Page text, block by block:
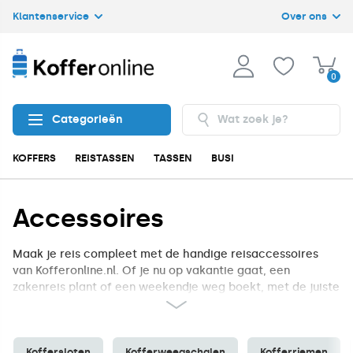
Klantenservice Over ons
0
Categorieën
KOFFERS REISTASSEN TASSEN BUSINESS
Accessoires
Maak je reis compleet met de handige reisaccessoires
van Kofferonline.nl. Of je nu op vakantie gaat, een
zakenreis plant of een weekendje weg boekt, met de juiste
accessoires reis je georganiseerd, veilig en comfortabel.
wilt. Kies voor een betrouwbaar TSA-slot, dat voldoet aan